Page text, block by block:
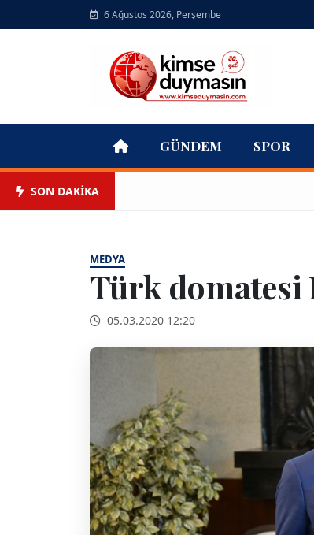
6 Ağustos 2026, Perşembe
GÜNDEM SPOR
SON DAKİKA
MEDYA
Türk domatesi
05.03.2020 12:20